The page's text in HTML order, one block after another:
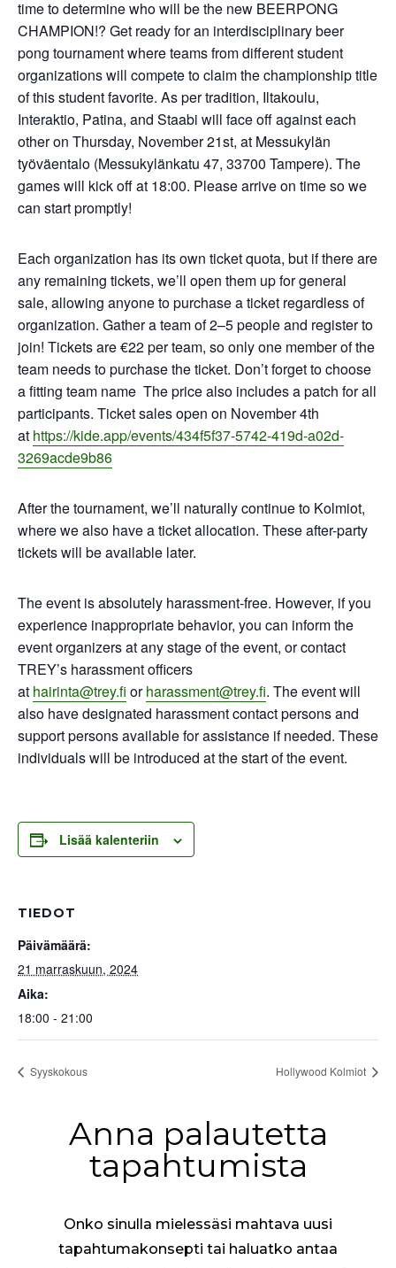
time to determine who will be the new BEERPONG
CHAMPION!? Get ready for an interdisciplinary beer
pong tournament where teams from different student
organizations will compete to claim the championship title
of this student favorite. As per tradition, Iltakoulu,
Interaktio, Patina, and Staabi will face off against each
other on Thursday, November 21st, at Messukylän
työväentalo (Messukylänkatu 47, 33700 Tampere). The
games will kick off at 18:00. Please arrive on time so we
can start promptly!
Each organization has its own ticket quota, but if there are
any remaining tickets, we’ll open them up for general
sale, allowing anyone to purchase a ticket regardless of
organization. Gather a team of 2–5 people and register to
join! Tickets are €22 per team, so only one member of the
team needs to purchase the ticket. Don’t forget to choose
a fitting team name The price also includes a patch for all
participants. Ticket sales open on November 4th
at https://kide.app/events/434f5f37-5742-419d-a02d-
3269acde9b86
After the tournament, we’ll naturally continue to Kolmiot,
where we also have a ticket allocation. These after-party
tickets will be available later.
The event is absolutely harassment-free. However, if you
experience inappropriate behavior, you can inform the
event organizers at any stage of the event, or contact
TREY’s harassment officers
at hairinta@trey.fi orharassment@trey.fi. The event will
also have designated harassment contact persons and
support persons available for assistance if needed. These
individuals will be introduced at the start of the event.
Lisää kalenteriin
TIEDOT
Päivämäärä:
21 marraskuun, 2024
Aika:
18:00 - 21:00
Syyskokous Hollywood Kolmiot
Anna palautetta
tapahtumista
Onko sinulla mielessäsi mahtava uusi
tapahtumakonsepti tai haluatko antaa